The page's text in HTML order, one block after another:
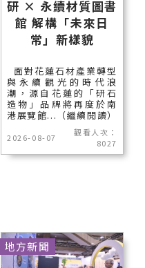
研 × 永續材質圖書
館 解構「未來日
常」新樣貌
面對花蓮石材產業轉型
與永續觀光的時代浪
潮，源自花蓮的「研石
造物」品牌將再度於南
港展覽館...（繼續閱讀）
2026-08-07
觀看人次：
8027
地方新聞